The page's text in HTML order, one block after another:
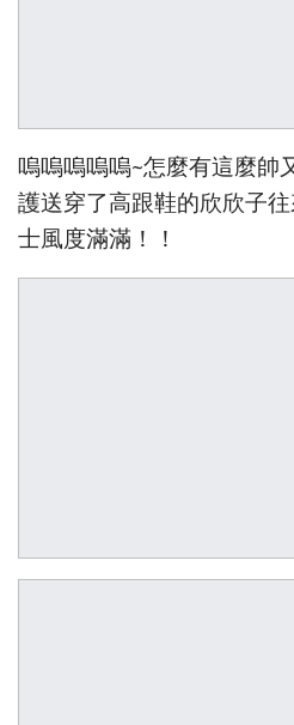
嗚嗚嗚嗚嗚~怎麼有這麼帥
護送穿了高跟鞋的欣欣子
士風度滿滿！！